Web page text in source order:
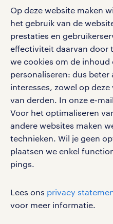
Op deze website maken
het gebruik van de
prestaties en
effectiviteit daarvan door
we cookies om de
personaliseren: dus
interesses, zowel op
van derden. In onze e-
Voor het optimaliseren
andere websites maken
technieken. Wil je geen
plaatsen we enkel
pings.
Lees ons privacy
voor meer informatie.
aanmelden nieuwsbrief
salarischecker
bruto-netto calculator
pers
klachten en misstanden
en ontvang berichten
Eenvoudig, snel en
apple app store
google play store
social media
Volg ons voor de leukste
vacatures, solliciteren en
werken bij randstad